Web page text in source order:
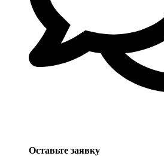
Оставьте заявку